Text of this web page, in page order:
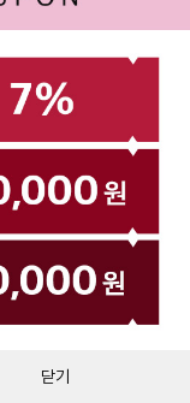
닫기
바로구매